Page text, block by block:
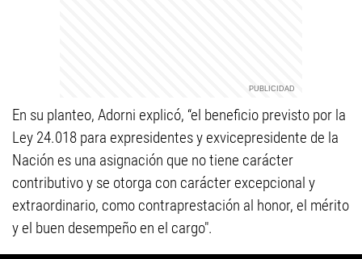
En su planteo, Adorni explicó, “el beneficio previsto por la
Ley 24.018 para expresidentes y exvicepresidente de la
Nación es una asignación que no tiene carácter
contributivo y se otorga con carácter excepcional y
extraordinario, como contraprestación al honor, el mérito
y el buen desempeño en el cargo".